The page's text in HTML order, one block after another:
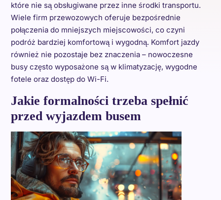
które nie są obsługiwane przez inne środki transportu.
Wiele firm przewozowych oferuje bezpośrednie
połączenia do mniejszych miejscowości, co czyni
podróż bardziej komfortową i wygodną. Komfort jazdy
również nie pozostaje bez znaczenia – nowoczesne
busy często wyposażone są w klimatyzację, wygodne
fotele oraz dostęp do Wi-Fi.
Jakie formalności trzeba spełnić
przed wyjazdem busem